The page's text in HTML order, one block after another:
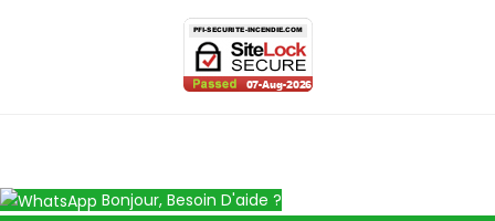
Bonjour, Besoin D'aide ?